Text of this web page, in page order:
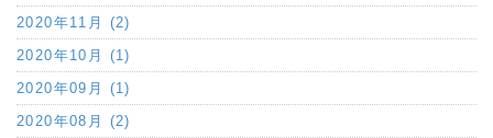
2020年11月 (2)
2020年10月 (1)
2020年09月 (1)
2020年08月 (2)